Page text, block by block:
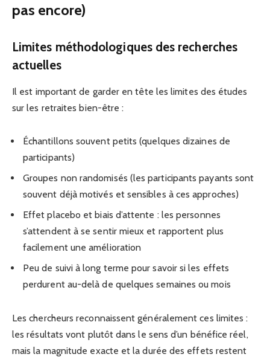
pas encore)
Limites méthodologiques des recherches
actuelles
Il est important de garder en tête les limites des études
sur les retraites bien-être :
Échantillons souvent petits (quelques dizaines de
participants)
Groupes non randomisés (les participants payants sont
souvent déjà motivés et sensibles à ces approches)
Effet placebo et biais d’attente : les personnes
s’attendent à se sentir mieux et rapportent plus
facilement une amélioration
Peu de suivi à long terme pour savoir si les effets
perdurent au-delà de quelques semaines ou mois
Les chercheurs reconnaissent généralement ces limites :
les résultats vont plutôt dans le sens d’un bénéfice réel,
mais la magnitude exacte et la durée des effets restent